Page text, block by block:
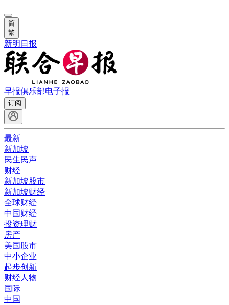
简
繁
新明日报
早报俱乐部电子报
订阅
最新
新加坡
民生民声
财经
新加坡股市
新加坡财经
全球财经
中国财经
投资理财
房产
美国股市
中小企业
起步创新
财经人物
国际
中国